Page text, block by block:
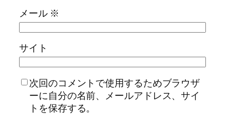
メール ※
サイト
次回のコメントで使用するためブラウザ
ーに自分の名前、メールアドレス、サイ
トを保存する。